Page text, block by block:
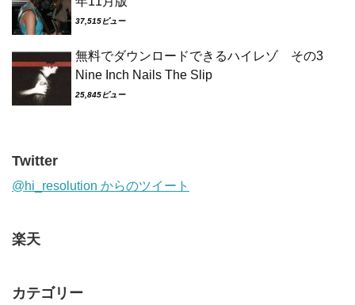
37,515ビュー
無料でダウンロードできるハイレゾ その3
Nine Inch Nails The Slip
25,845ビュー
Twitter
@hi_resolution からのツイート
楽天
カテゴリー